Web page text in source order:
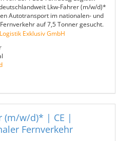
Lkw-Fahrer (m/w/d)*
Autotransport im nationalen- und
auf 7,5 Tonner gesucht.
Exklusiv GmbH
(m/w/d)* | CE |
Fernverkehr